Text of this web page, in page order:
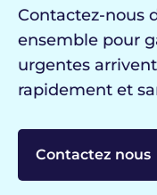
Contactez-nous
ensemble pour
urgentes
rapidement et
Contactez nous